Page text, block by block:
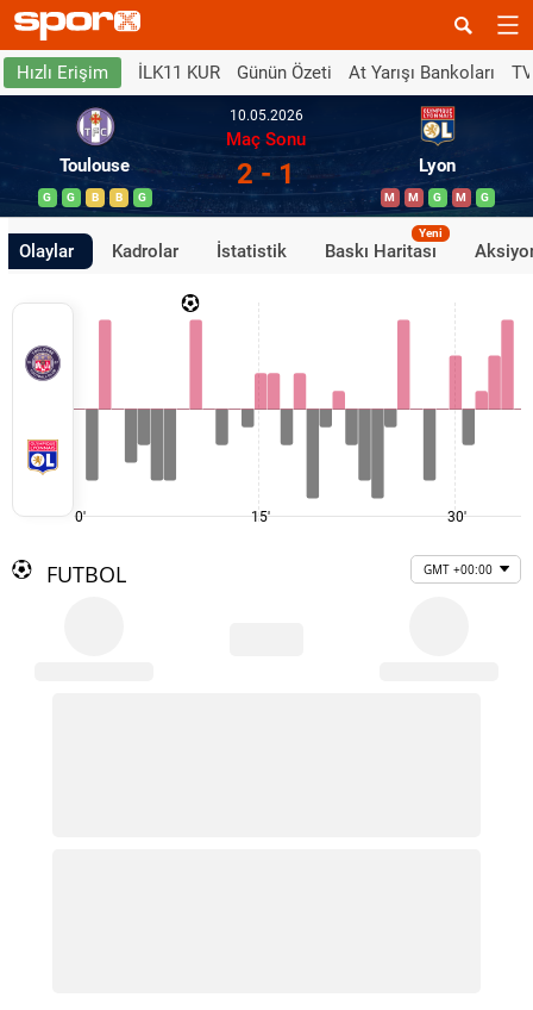
Hızlı Erişim İLK11 KUR Günün Özeti At Yarışı Bankoları
Toulouse
G G B B G
10.05.2026
Maç Sonu
2 - 1 Lyon
M M G M G
Olaylar Kadrolar İstatistik Baskı Haritası
Yeni
0' 15' 30'
FUTBOL GMT +00:00